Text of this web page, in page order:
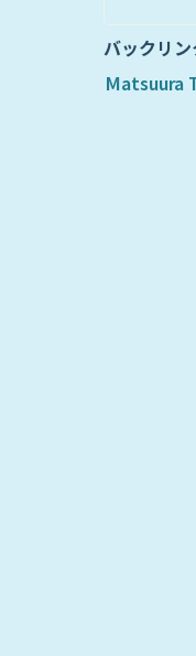
バックリン
Matsuura